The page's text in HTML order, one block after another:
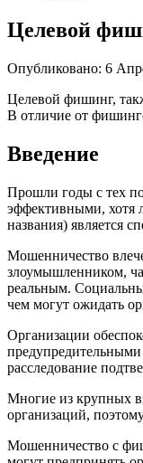
Целевой
Опубликовано: 6
Целевой фишинг,
В отличие от
Введение
Прошли годы с тех
эффективными, хотя
названия) является
Мошенничество
злоумышленником,
реальным.
чем могут ожидать
Организации
расследование
Многие из крупных
организаций,
Мошенничество с